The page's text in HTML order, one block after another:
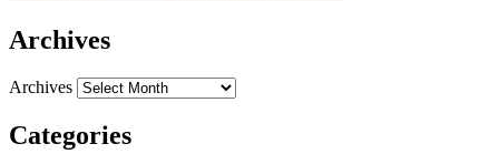
Archives
Archives
Categories